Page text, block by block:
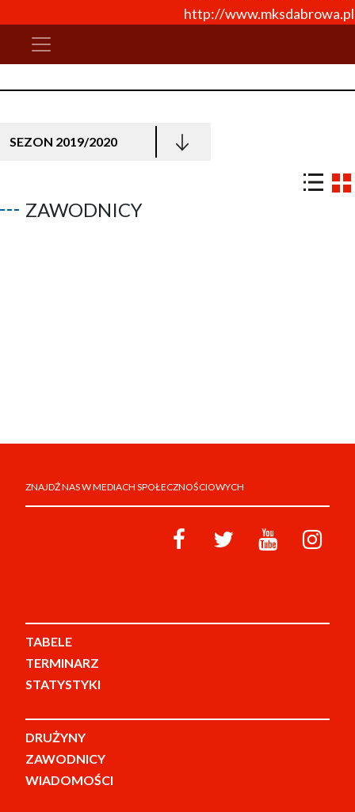
http://www.mksdabrowa.pl
SEZON 2019/2020
ZAWODNICY
ZNAJDŹ NAS W MEDIACH SPOŁECZNOŚCIOWYCH
TABELE
TERMINARZ
STATYSTYKI
DRUŻYNY
ZAWODNICY
WIADOMOŚCI